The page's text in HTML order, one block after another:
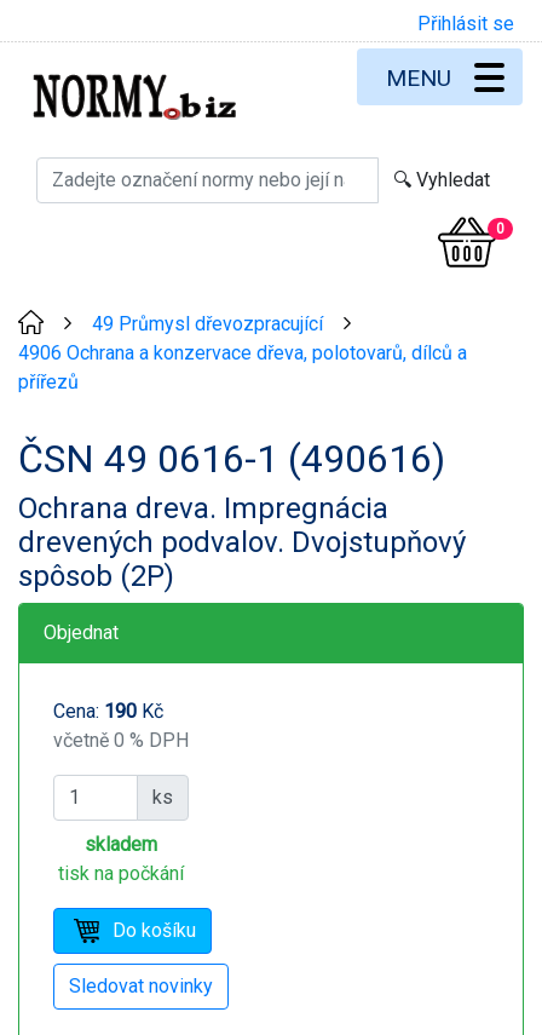
Přihlásit se
0
MENU
49 Průmysl dřevozpracující
4906 Ochrana a konzervace dřeva, polotovarů, dílců a
přířezů
ČSN 49 0616-1 (490616)
Ochrana dreva. Impregnácia
drevených podvalov. Dvojstupňový
spôsob (2P)
Objednat
Cena: 190 Kč
včetně 0 % DPH
ks
skladem
tisk na počkání